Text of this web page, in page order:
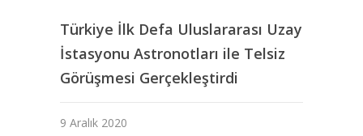
Türkiye İlk Defa Uluslararası Uzay
İstasyonu Astronotları ile Telsiz
Görüşmesi Gerçekleştirdi
9 Aralık 2020